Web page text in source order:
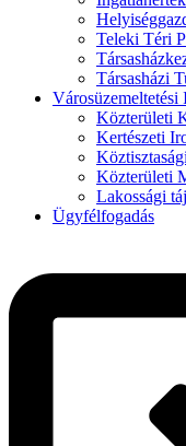
Teleki Téri
Társasházi
Városüzemeltetési
Közterületi
Kertészeti
Közterületi
Lakossági
Ügyfélfogadás